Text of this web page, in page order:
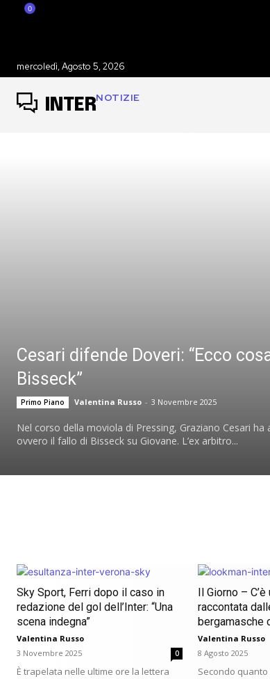
0
mercoledì, Agosto 5, 2026
INTERNOTIZIE
Cesari difende Doveri: “Ecco
Bisseck”
Primo Piano Valentina Russo - 3 Novembre 2025
Nel corso della moviola di Pressing, Graziano Cesari
ovvero il fallo di Bisseck su Giovane. L’ex arbitro...
Sky Sport, Ferri dopo il caso in
redazione del gol dell’Inter: “Una
scena indegna”
Valentina Russo
3 Novembre 2025
0
È trapelata nelle ultime ore la lettera
Il Giorno –
raccontata
bergamasche
Valentina Russo
8 Agosto 2025
Secondo